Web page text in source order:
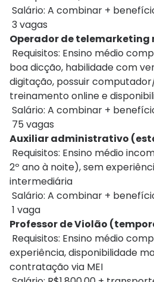
Salário: A combinar +
3 vagas
Operador de telemarketing
Requisitos: Ensino médio
boa dicção, habilidade com
digitação, possuir
treinamento online e
Salário: A combinar +
75 vagas
Auxiliar administrativo
Requisitos: Ensino médio
2º ano à noite), sem
intermediária
Salário: A combinar +
1 vaga
Professor de Violão
Requisitos: Ensino médio
experiência, disponibilidade
contratação via MEI